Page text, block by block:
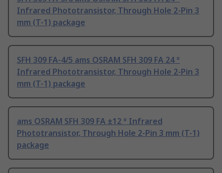
Infrared Phototransistor, Through Hole 2-Pin 3
mm (T-1) package
SFH 309 FA-4/5 ams OSRAM SFH 309 FA 24 °
Infrared Phototransistor, Through Hole 2-Pin 3
mm (T-1) package
ams OSRAM SFH 309 FA ±12 ° Infrared
Phototransistor, Through Hole 2-Pin 3 mm (T-1)
package